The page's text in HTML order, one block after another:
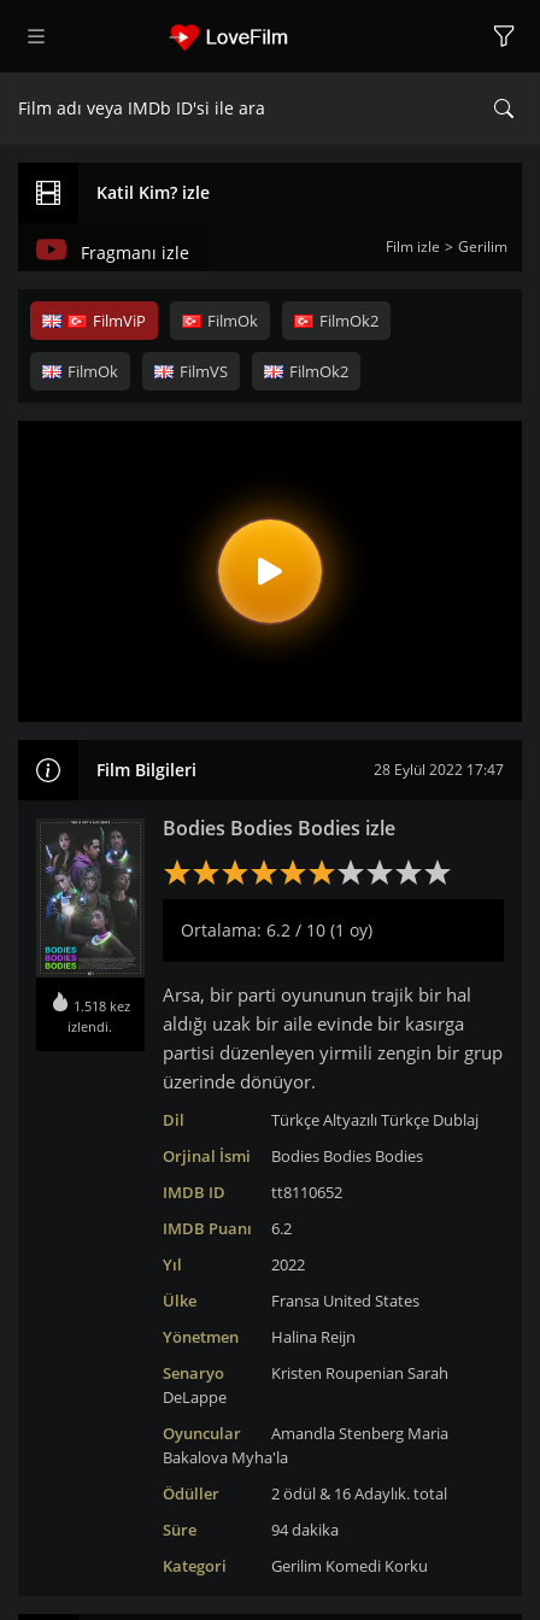
Katil Kim? izle
Film izle Gerilim
Fragmanı izle
FilmViP FilmOk FilmOk2
FilmOk FilmVS FilmOk2
Film Bilgileri 28 Eylül 2022 17:47
1.518 kez
izlendi.
Bodies Bodies Bodies izle
Ortalama: 6.2 / 10 (1 oy)
Arsa, bir parti oyununun trajik bir hal
aldığı uzak bir aile evinde bir kasırga
partisi düzenleyen yirmili zengin bir grup
üzerinde dönüyor.
Dil Türkçe AltyazılıTürkçe Dublaj
Orjinal İsmi
Bodies Bodies Bodies
IMDB ID
tt8110652
IMDB Puanı
6.2
Yıl
2022
Ülke
Fransa United States
Yönetmen
Halina Reijn
Senaryo
Kristen Roupenian Sarah
DeLappe
Oyuncular
Amandla Stenberg Maria
Bakalova Myha'la
Ödüller
2 ödül & 16 Adaylık. total
Süre
94 dakika
Kategori
Gerilim Komedi Korku